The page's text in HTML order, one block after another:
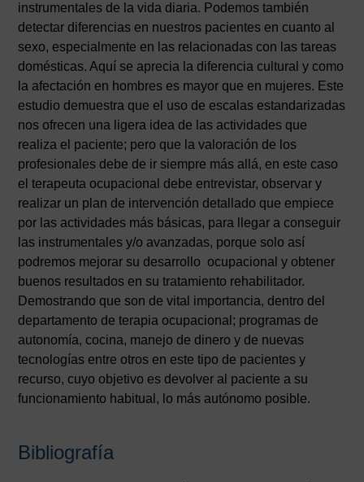
instrumentales de la vida diaria. Podemos también
detectar diferencias en nuestros pacientes en cuanto al
sexo, especialmente en las relacionadas con las tareas
domésticas. Aquí se aprecia la diferencia cultural y como
la afectación en hombres es mayor que en mujeres. Este
estudio demuestra que el uso de escalas estandarizadas
nos ofrecen una ligera idea de las actividades que
realiza el paciente; pero que la valoración de los
profesionales debe de ir siempre más allá, en este caso
el terapeuta ocupacional debe entrevistar, observar y
realizar un plan de intervención detallado que empiece
por las actividades más básicas, para llegar a conseguir
las instrumentales y/o avanzadas, porque solo así
podremos mejorar su desarrollo ocupacional y obtener
buenos resultados en su tratamiento rehabilitador.
Demostrando que son de vital importancia, dentro del
departamento de terapia ocupacional; programas de
autonomía, cocina, manejo de dinero y de nuevas
tecnologías entre otros en este tipo de pacientes y
recurso, cuyo objetivo es devolver al paciente a su
funcionamiento habitual, lo más autónomo posible.
Bibliografía